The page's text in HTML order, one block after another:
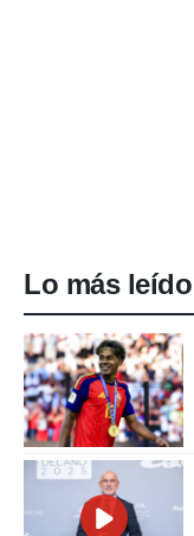
Lo más leído